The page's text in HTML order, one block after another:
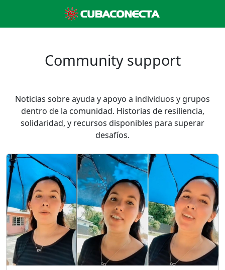
Community support
Noticias sobre ayuda y apoyo a individuos y grupos
dentro de la comunidad. Historias de resiliencia,
solidaridad, y recursos disponibles para superar
desafíos.